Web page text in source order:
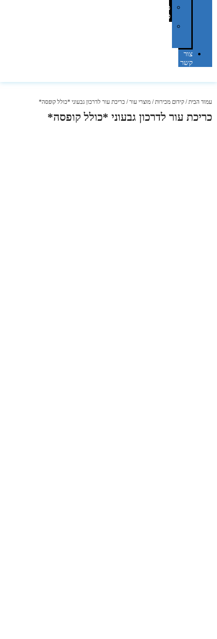
מהו
פנטון?
צור
קשר
עמוד הבית/ קידום מכירות/ מוצרי עור/ כריכת עור לדרכון גבעוני *כולל קופסה*
כריכת עור לדרכון גבעוני *כולל קופסה*